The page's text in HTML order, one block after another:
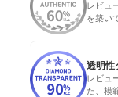
レビュ
を築い
透明性
レビュ
た、模